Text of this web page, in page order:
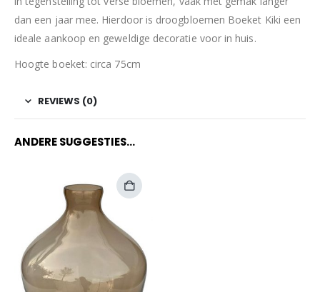
dan een jaar mee. Hierdoor is droogbloemen Boeket Kiki een
ideale aankoop en geweldige decoratie voor in huis.
Hoogte boeket: circa 75cm
REVIEWS (0)
ANDERE SUGGESTIES…